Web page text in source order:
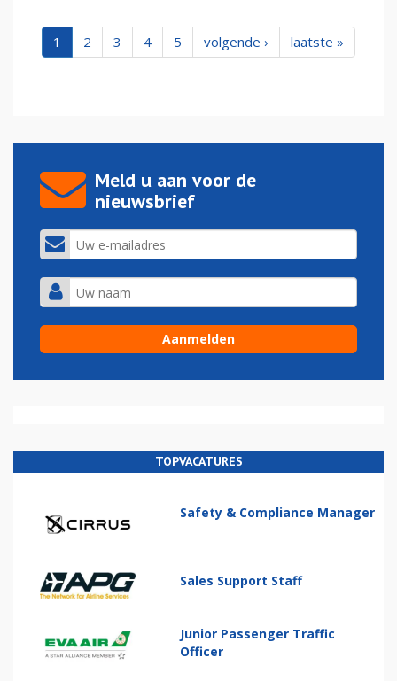
1 2 3 4 5 volgende › laatste »
Meld u aan voor de
nieuwsbrief
TOPVACATURES
Safety & Compliance Manager
Sales Support Staff
Junior Passenger Traffic
Officer